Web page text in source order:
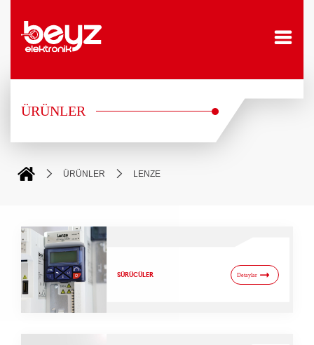
ÜRÜNLER
ÜRÜNLER LENZE
SÜRÜCÜLER Detaylar